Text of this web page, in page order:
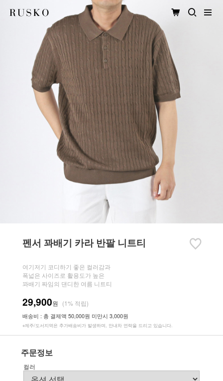
펜서 꽈배기 카라 반팔 니트티
여기저기 코디하기 좋은 컬러감과
폭넓은 사이즈로 활용도가 높은
꽈배기 짜임의 댄디한 여름 니트티
29,900원 (1% 적립)
배송비 : 총 결제액 50,000원 미만시 3,000원
※제주/도서지역은 추가배송비가 발생하며, 안내차 연락을 드리고 있습니다.
주문정보
컬러